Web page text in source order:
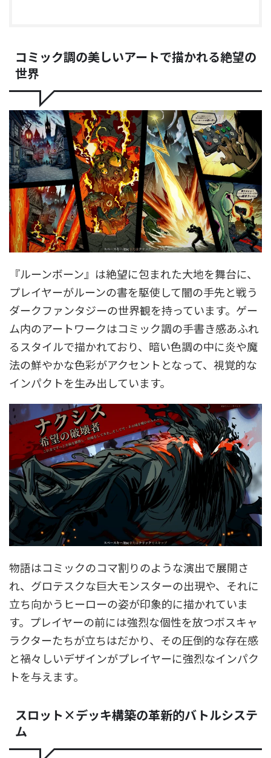
コミック調の美しいアートで描かれる絶望の
世界
『ルーンボーン』は絶望に包まれた大地を舞台に、
プレイヤーがルーンの書を駆使して闇の手先と戦う
ダークファンタジーの世界観を持っています。ゲー
ム内のアートワークはコミック調の手書き感あふれ
るスタイルで描かれており、暗い色調の中に炎や魔
法の鮮やかな色彩がアクセントとなって、視覚的な
インパクトを生み出しています。
物語はコミックのコマ割りのような演出で展開さ
れ、グロテスクな巨大モンスターの出現や、それに
立ち向かうヒーローの姿が印象的に描かれていま
す。プレイヤーの前には強烈な個性を放つボスキャ
ラクターたちが立ちはだかり、その圧倒的な存在感
と禍々しいデザインがプレイヤーに強烈なインパク
トを与えます。
スロット×デッキ構築の革新的バトルシステ
ム